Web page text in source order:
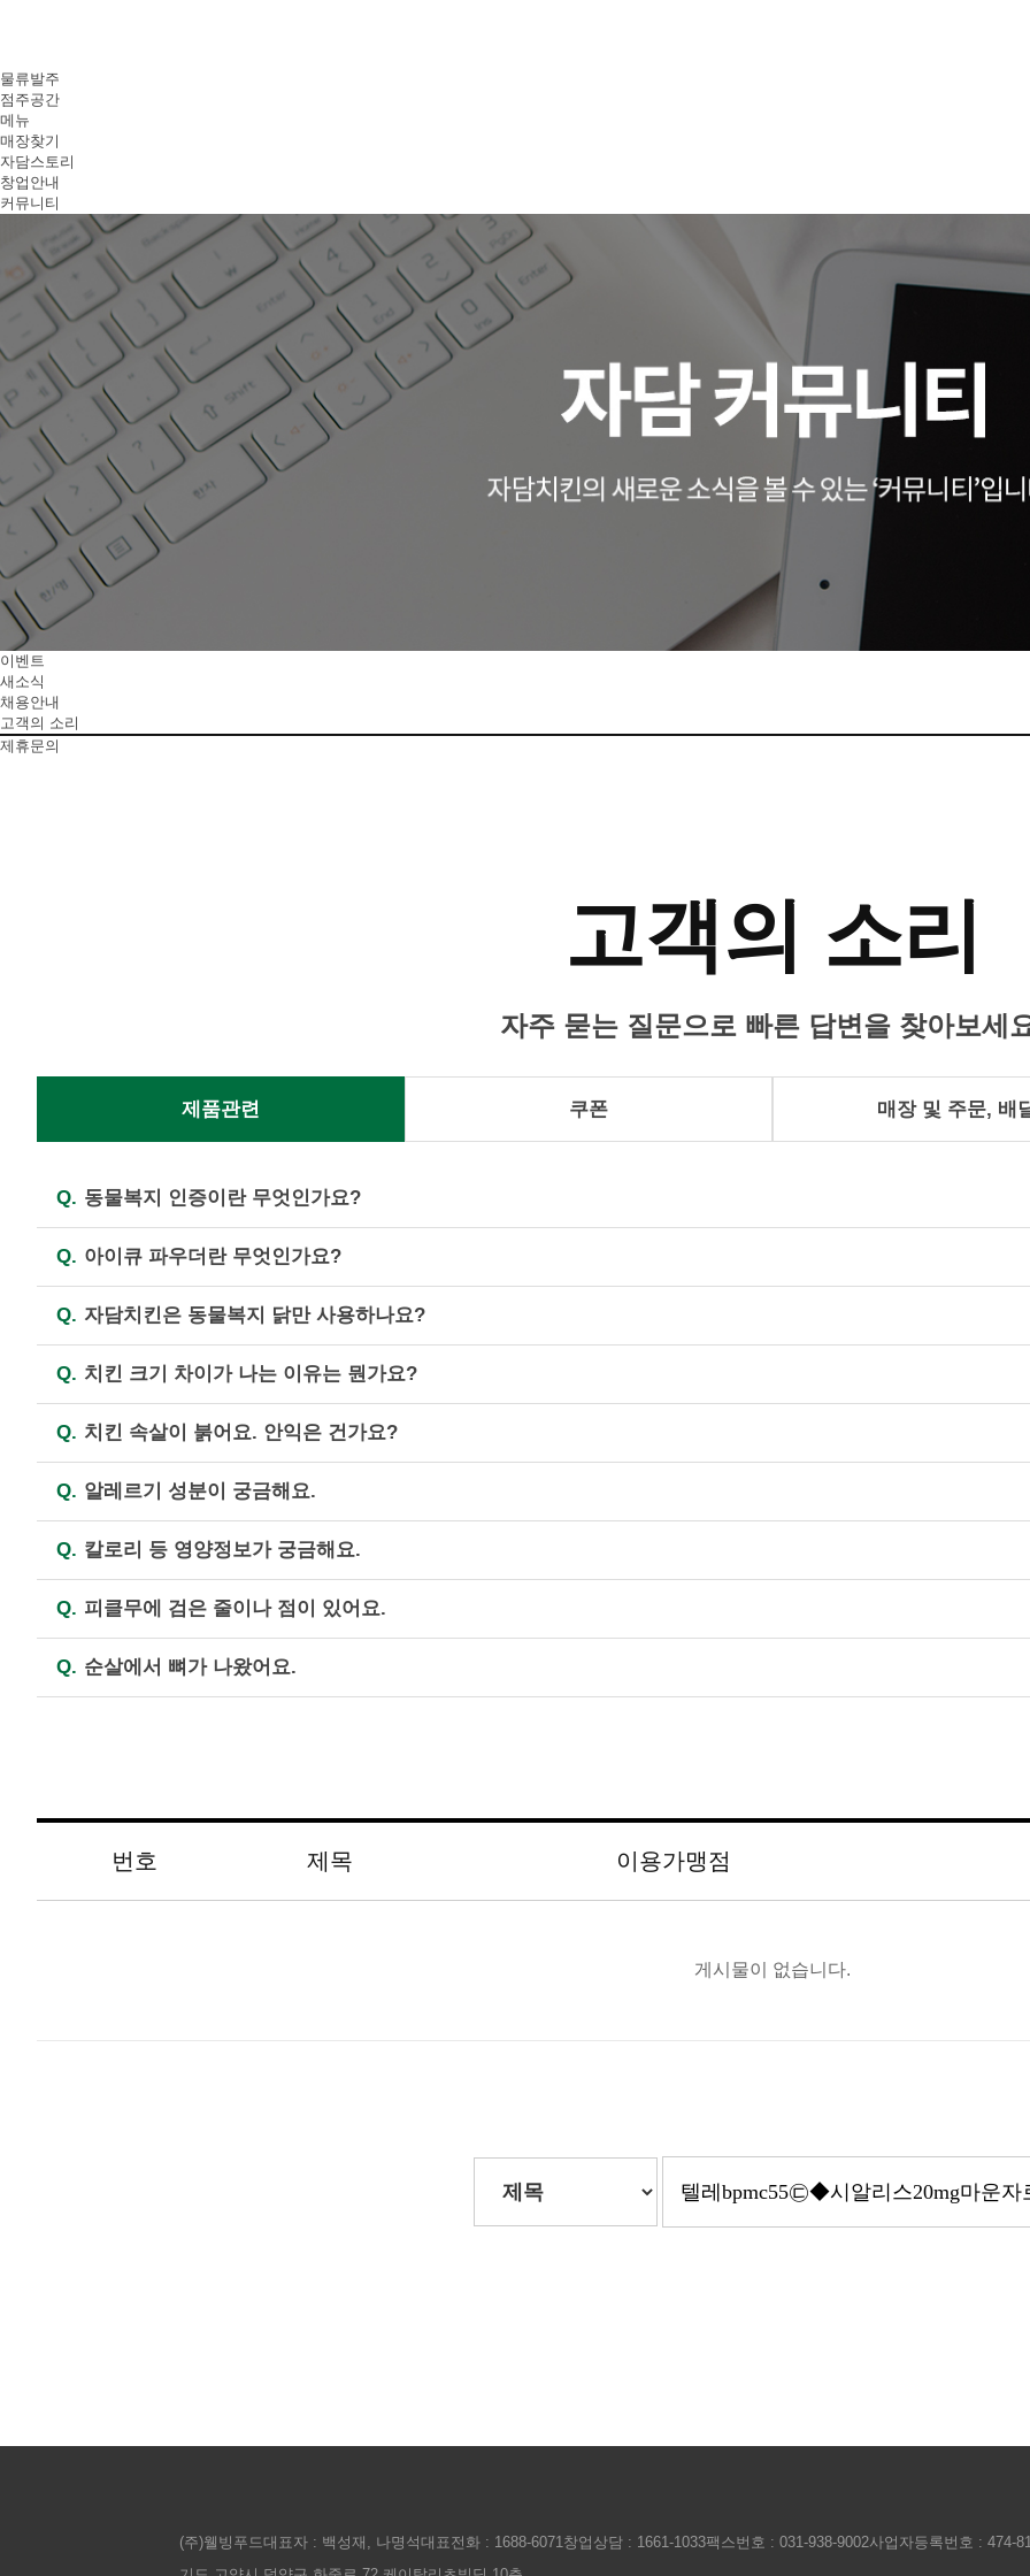
물류발주
점주공간
메뉴
매장찾기
자담스토리
창업안내
커뮤니티
이벤트
새소식
채용안내
고객의 소리
제휴문의
고객의 소리
자주 묻는 질문으로 빠른 답변을 찾아보세
제품관련 쿠폰 매장 및 주문, 배
Q. 동물복지 인증이란 무엇인가요?
생산하기 위한 국가인증 제도입니다. (자세한 내용은 홈페이지의 관련 정보를 통하여 확인해주세요.)
Q. 아이큐 파우더란 무엇인가요?
Q. 자담치킨은 동물복지 닭만 사용하나요?
경적 이유로 원료육 공급에 장애가 생기는 경우 일부 물량에서 국내산 친환경 원료육으로 대체될 수 있습니다
에 따라 동물복지가 아닌 국내산 최고급 다리살(정육)만을 사용하고 있습니다.
Q. 치킨 크기 차이가 나는 이유는 뭔가요?
증발하여 중량 차이가 발생하기도 합니다.
Q. 치킨 속살이 붉어요. 안익은 건가요?
으로서, 닭고기처럼 원육의 색이 연한 화이트 미트에서 종종 발견됩니다. 자담치킨 제품은 170℃ 이상의 고온
드셔도 좋습니다. 그러나 덜 익은 제품으로 의심이 될 경우, 제품 사진과 함께 해당 매장에 문의 주시면 현물
(원료육의 도계 과정에서 진행되는 작업의 결과로 간혹 색이 검붉게 보일 수 있습니다. 역시 문의 주시면 안내
Q. 알레르기 성분이 궁금해요.
등 견과류가 포함되어 있으니 견과류 알레르기가 있으신 분들은 참고하시기 바랍니다.
Q. 칼로리 등 영양정보가 궁금해요.
백질, 포화지방, 나트륨, 그 밖에 강조 표시를 하고자 하는 영양성분을 표시합니다.
Q. 피클무에 검은 줄이나 점이 있어요.
의 육질이 코르크화하고 흑색으로 변하거나 검은 심이 박힌 것처럼 보이는 등의 현상이 있습니다. 이러한 재
나, 간혹 함께 섞여들어가는 경우가 있습니다. 몸에 해롭지는 않으니 제거한 뒤 드시기를 권장합니다.
Q. 순살에서 뼈가 나왔어요.
번호 제목 이용가맹점
게시물이 없습니다.
(주)웰빙푸드대표자 : 백성재, 나명석대표전화 : 1688-6071창업상담 : 1661-1033팩스번호 : 031-938-9002사업자등록번호 : 474-